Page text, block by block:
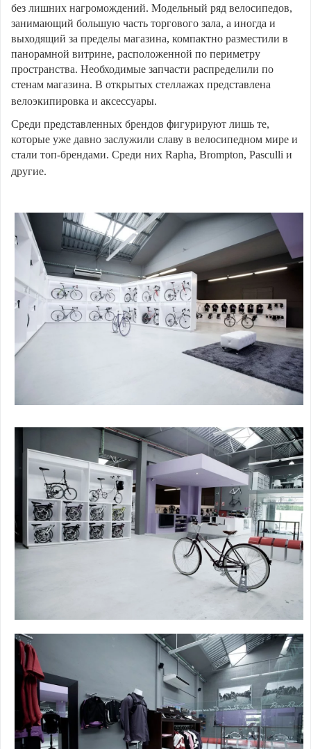
без лишних нагромождений. Модельный ряд велосипедов,
занимающий большую часть торгового зала, а иногда и
выходящий за пределы магазина, компактно разместили в
панорамной витрине, расположенной по периметру
пространства. Необходимые запчасти распределили по
стенам магазина. В открытых стеллажах представлена
велоэкипировка и аксессуары.
Среди представленных брендов фигурируют лишь те,
которые уже давно заслужили славу в велосипедном мире и
стали топ-брендами. Среди них Rapha, Brompton, Pasculli и
другие.